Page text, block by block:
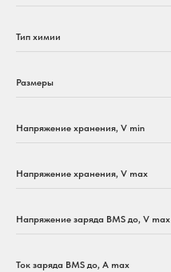
Тип химии
Размеры
Напряжение хранения, V min
Напряжение хранения, V max
Напряжение заряда BMS до, V max
Ток заряда BMS до, А max